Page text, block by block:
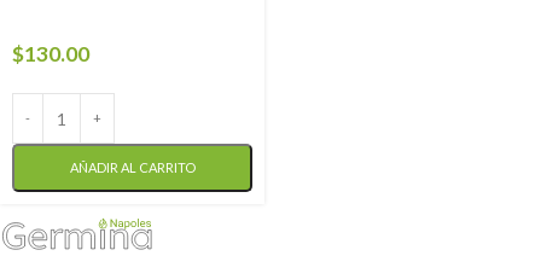
$130.00
AÑADIR AL CARRITO